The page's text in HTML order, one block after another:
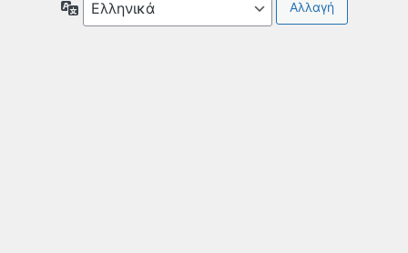
Γλώσσα